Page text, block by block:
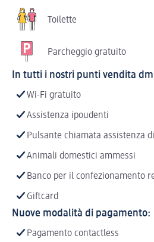
Toilette
Parcheggio gratuito
In tutti i nostri punti vendita
Wi-Fi gratuito
Assistenza ipoudenti
Pulsante chiamata assistenza
Animali domestici ammessi
Banco per il confezionamento
Giftcard
Nuove modalità di pagamento:
Pagamento contactless